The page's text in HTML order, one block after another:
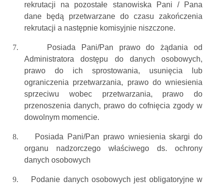
rekrutacji na pozostałe stanowiska Pani / Pana
dane będą przetwarzane do czasu zakończenia
rekrutacji a następnie komisyjnie niszczone.
7.
Posiada Pani/Pan prawo do żądania od
Administratora dostępu do danych osobowych,
prawo do ich sprostowania, usunięcia lub
ograniczenia przetwarzania, prawo do wniesienia
sprzeciwu wobec przetwarzania, prawo do
przenoszenia danych, prawo do cofnięcia zgody w
dowolnym momencie.
8.
Posiada Pani/Pan prawo wniesienia skargi do
organu nadzorczego właściwego ds. ochrony
danych osobowych
9.
Podanie danych osobowych jest obligatoryjne w